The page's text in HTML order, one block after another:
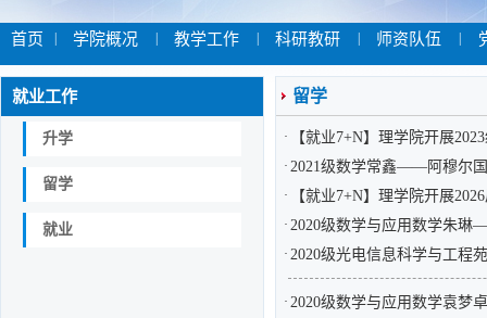
首页 学院概况 教学工作 科研教研 师资队伍
就业工作
升学
留学
就业
留学
· 【就业7+N】理学院开展
· 2021级数学常鑫——阿穆尔
· 【就业7+N】理学院开展
· 2020级数学与应用数学朱
· 2020级光电信息科学与工
· 2020级数学与应用数学袁